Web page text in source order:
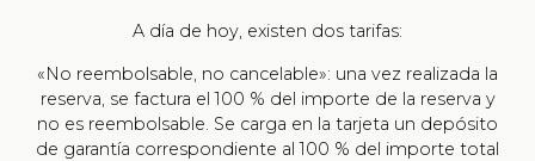
A día de hoy, existen dos tarifas:
«No reembolsable, no cancelable»: una vez realizada la
reserva, se factura el 100 % del importe de la reserva y
no es reembolsable. Se carga en la tarjeta un depósito
de garantía correspondiente al 100 % del importe total